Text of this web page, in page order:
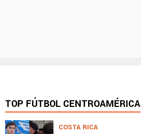
TOP FÚTBOL CENTROAMÉRICA
COSTA RICA